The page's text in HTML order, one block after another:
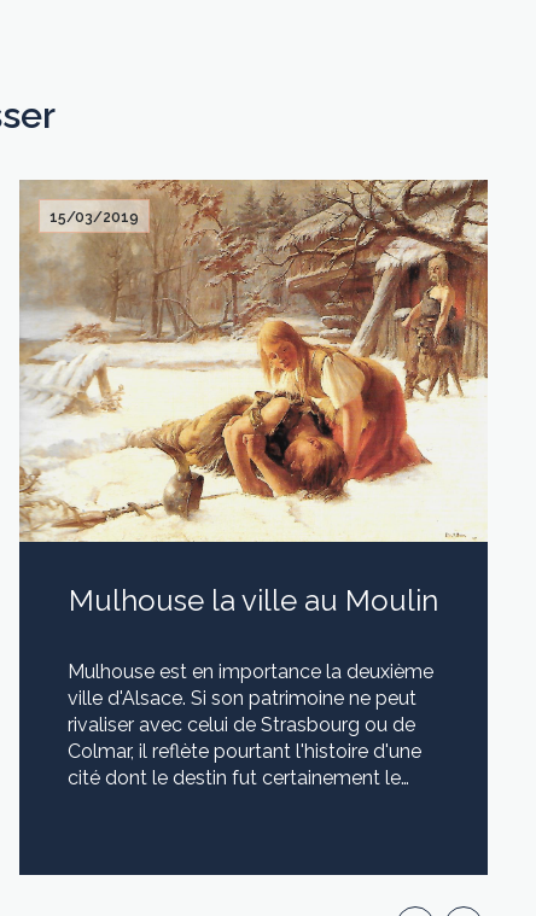
15/03/2019
Mulhouse la ville au Moulin
Mulhouse est en importance la deuxième
ville d'Alsace. Si son patrimoine ne peut
rivaliser avec celui de Strasbourg ou de
Colmar, il reflète pourtant l'histoire d'une
cité dont le destin fut certainement le